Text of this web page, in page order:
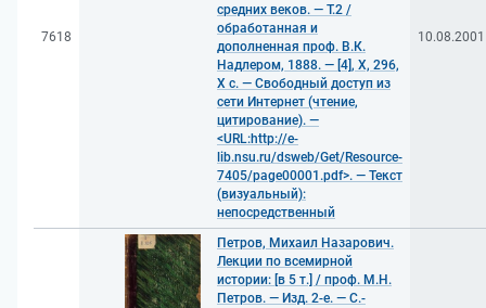
7618
средних веков. — Т.2 /
обработанная и
дополненная проф. В.К.
Надлером, 1888. — [4], X, 296,
X с. — Свободный доступ из
сети Интернет (чтение,
цитирование). —
<URL:http://e-
lib.nsu.ru/dsweb/Get/Resource-
7405/page00001.pdf>. — Текст
(визуальный):
непосредственный
10.08.2001
Петров, Михаил Назарович.
Лекции по всемирной
истории: [в 5 т.] / проф. М.Н.
Петров. — Изд. 2-е. — С.-